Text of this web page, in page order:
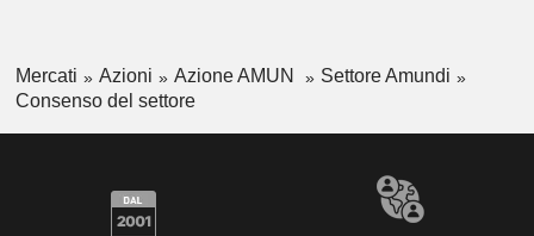
Mercati Azioni Azione AMUN
Settore Amundi
Consenso del settore